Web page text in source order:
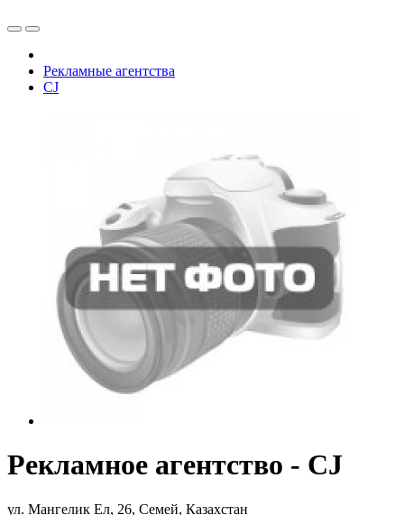
Рекламные агентства
СJ
Рекламное агентство - СJ
ул. Мангелик Ел, 26, Семей, Казахстан